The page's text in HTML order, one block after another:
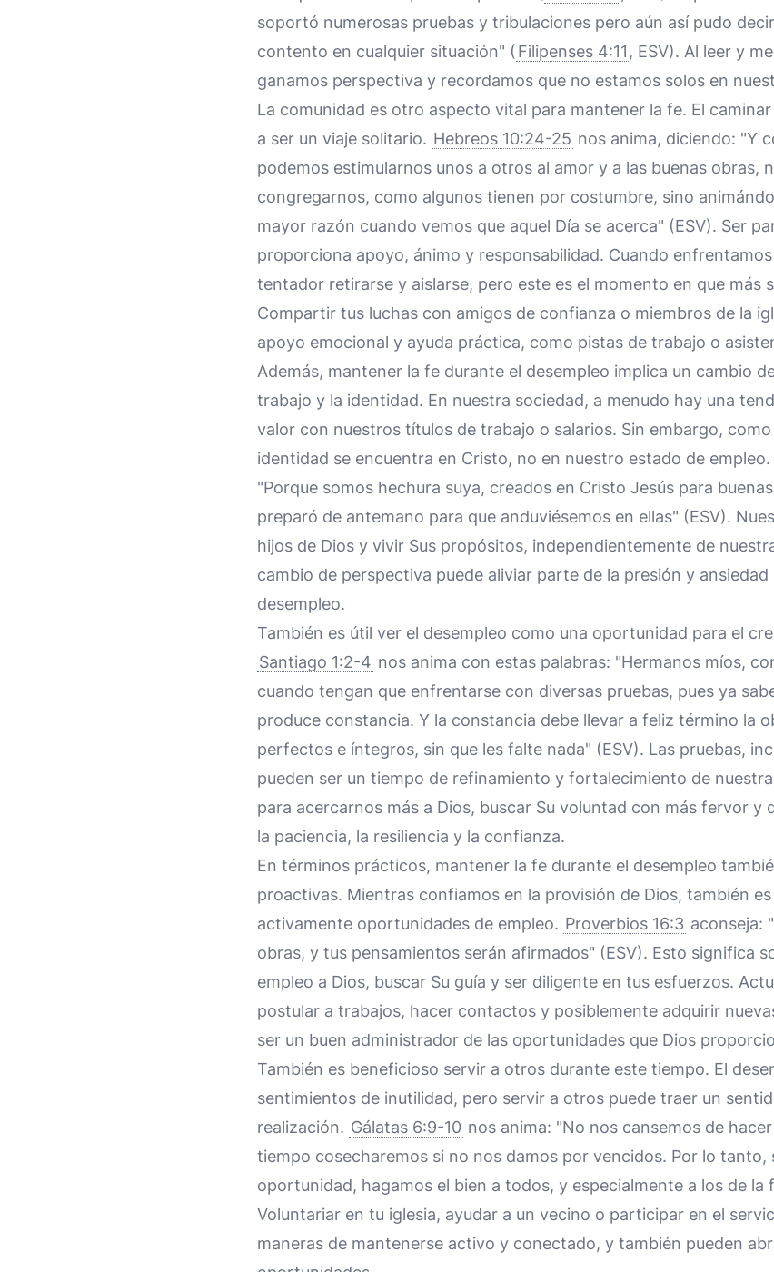
soportó numerosas pruebas y tribulaciones pero aún así pudo
contento en cualquier situación" ( Filipenses 4:11 , ESV). Al leer y
ganamos perspectiva y recordamos que no estamos solos en
La comunidad es otro aspecto vital para mantener la fe. El
a ser un viaje solitario. Hebreos 10:24-25 nos anima, diciendo: "Y
podemos estimularnos unos a otros al amor y a las buenas obras,
congregarnos, como algunos tienen por costumbre, sino
mayor razón cuando vemos que aquel Día se acerca" (ESV). Ser
proporciona apoyo, ánimo y responsabilidad. Cuando
tentador retirarse y aislarse, pero este es el momento en que más
Compartir tus luchas con amigos de confianza o miembros de la
apoyo emocional y ayuda práctica, como pistas de trabajo o
Además, mantener la fe durante el desempleo implica un cambio
trabajo y la identidad. En nuestra sociedad, a menudo hay una
valor con nuestros títulos de trabajo o salarios. Sin embargo,
identidad se encuentra en Cristo, no en nuestro estado de empleo.
"Porque somos hechura suya, creados en Cristo Jesús para
preparó de antemano para que anduviésemos en ellas" (ESV).
hijos de Dios y vivir Sus propósitos, independientemente de
cambio de perspectiva puede aliviar parte de la presión y ansiedad
desempleo.
También es útil ver el desempleo como una oportunidad para el
Santiago 1:2-4 nos anima con estas palabras: "Hermanos míos,
cuando tengan que enfrentarse con diversas pruebas, pues ya
produce constancia. Y la constancia debe llevar a feliz término la
perfectos e íntegros, sin que les falte nada" (ESV). Las pruebas,
pueden ser un tiempo de refinamiento y fortalecimiento de
para acercarnos más a Dios, buscar Su voluntad con más fervor y
la paciencia, la resiliencia y la confianza.
En términos prácticos, mantener la fe durante el desempleo
proactivas. Mientras confiamos en la provisión de Dios, también
activamente oportunidades de empleo. Proverbios 16:3 aconseja:
obras, y tus pensamientos serán afirmados" (ESV). Esto significa
empleo a Dios, buscar Su guía y ser diligente en tus esfuerzos.
postular a trabajos, hacer contactos y posiblemente adquirir
ser un buen administrador de las oportunidades que Dios
También es beneficioso servir a otros durante este tiempo. El
sentimientos de inutilidad, pero servir a otros puede traer un
realización. Gálatas 6:9-10 nos anima: "No nos cansemos de
tiempo cosecharemos si no nos damos por vencidos. Por lo tanto,
oportunidad, hagamos el bien a todos, y especialmente a los de la
Voluntariar en tu iglesia, ayudar a un vecino o participar en el
maneras de mantenerse activo y conectado, y también pueden